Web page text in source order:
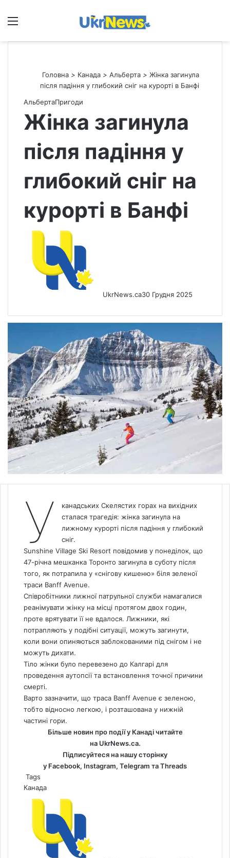
Меню
Головна > Канада > Альберта > Жінка загинула
після падіння у глибокий сніг на курорті в Банфі
АльбертаПригоди
Жінка загинула
після падіння у
глибокий сніг на
курорті в Банфі
UkrNews.ca30 Грудня 2025
У
канадських Скелястих горах на вихідних
сталася трагедія: жінка загинула на
лижному курорті після падіння у глибокий
сніг.
Sunshine Village Ski Resort повідомив у понеділок, що
47-річна мешканка Торонто загинула в суботу після
того, як потрапила у «снігову кишеню» біля зеленої
траси Banff Avenue.
Співробітники лижної патрульної служби намагалися
реанімувати жінку на місці протягом двох годин,
проте врятувати її не вдалося. Лижники, які
потрапляють у подібні ситуації, можуть загинути,
коли вони опиняються заблокованими під снігом і не
можуть дихати.
Тіло жінки було перевезено до Калгарі для
проведення аутопсії та встановлення точної причини
смерті.
Варто зазначити, що траса Banff Avenue є зеленою,
тобто відносно легкою, і розташована у нижній
частині гори.
Більше новин про події у Канаді читайте
на UkrNews.ca.
Підписуйтеся на нашу сторінку
у Facebook, Instagram, Telegram таThreads
Tags
Канада